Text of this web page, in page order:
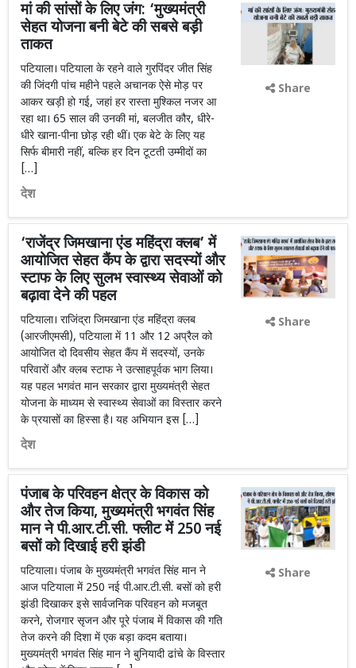
मां की सांसों के लिए जंग: ‘मुख्यमंत्री
सेहत योजना बनी बेटे की सबसे बड़ी
ताकत
पटियाला। पटियाला के रहने वाले गुरपिंदर जीत सिंह
की जिंदगी पांच महीने पहले अचानक ऐसे मोड़ पर
आकर खड़ी हो गई, जहां हर रास्ता मुश्किल नजर आ
रहा था। 65 साल की उनकी मां, बलजीत कौर, धीरे-
धीरे खाना-पीना छोड़ रही थीं। एक बेटे के लिए यह
सिर्फ बीमारी नहीं, बल्कि हर दिन टूटती उम्मीदों का
[…]
देश
Share
‘राजेंद्र जिमखाना एंड महिंद्रा क्लब’ में
आयोजित सेहत कैंप के द्वारा सदस्यों और
स्टाफ के लिए सुलभ स्वास्थ्य सेवाओं को
बढ़ावा देने की पहल
पटियाला। राजिंद्रा जिमखाना एंड महिंद्रा क्लब
(आरजीएमसी), पटियाला में 11 और 12 अप्रैल को
आयोजित दो दिवसीय सेहत कैंप में सदस्यों, उनके
परिवारों और क्लब स्टाफ ने उत्साहपूर्वक भाग लिया।
यह पहल भगवंत मान सरकार द्वारा मुख्यमंत्री सेहत
योजना के माध्यम से स्वास्थ्य सेवाओं का विस्तार करने
के प्रयासों का हिस्सा है। यह अभियान इस […]
देश
Share
पंजाब के परिवहन क्षेत्र के विकास को
और तेज किया, मुख्यमंत्री भगवंत सिंह
मान ने पी.आर.टी.सी. फ्लीट में 250 नई
बसों को दिखाई हरी झंडी
पटियाला। पंजाब के मुख्यमंत्री भगवंत सिंह मान ने
आज पटियाला में 250 नई पी.आर.टी.सी. बसों को हरी
झंडी दिखाकर इसे सार्वजनिक परिवहन को मजबूत
करने, रोजगार सृजन और पूरे पंजाब में विकास की गति
तेज करने की दिशा में एक बड़ा कदम बताया।
मुख्यमंत्री भगवंत सिंह मान ने बुनियादी ढांचे के विस्तार
Share